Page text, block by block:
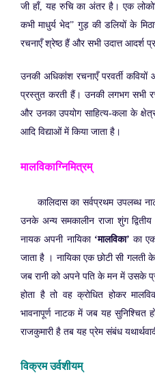
जी हाँ, यह रुचि का अंतर है। एक
कभी माधुर्य भेद” गुड़ की डलियों के
रचनाएँ श्रेष्ठ हैं और सभी उदात्त आदर्श
उनकी अधिकांश रचनाएँ परवर्ती
प्रस्तुत करती हैं। उनकी लगभग सभी
और उनका उपयोग साहित्य-कला के
आदि विद्याओं में किया जाता है।
मालविकाग्निमित्रम्
कालिदास का सर्वप्रथम उपलब्ध
उनके अन्य समकालीन राजा शुंग
नायक अपनी नायिका ‘मालविका’ का
जाता है । नायिका एक छोटी सी गलती के
जब रानी को अपने पति के मन में उसके
होता है तो वह क्रोधित होकर
भावनापूर्ण नाटक में जब यह सुनिश्चित
राजकुमारी है तब यह प्रेम संबंध
विक्रम उर्वशीयम्